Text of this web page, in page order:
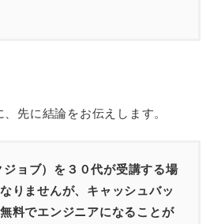
先に結論をお伝えします。
ョブ）を３０代が受講する場
りませんが、キャッシュバッ
料でエンジニアになることが